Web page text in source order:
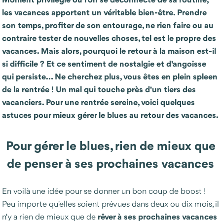
les vacances apportent un véritable bien-être. Prendre
son temps, profiter de son entourage, ne rien faire ou au
contraire tester de nouvelles choses, tel est le propre des
vacances. Mais alors, pourquoi le retour à la maison est-il
si difficile ? Et ce sentiment de nostalgie et d'angoisse
qui persiste… Ne cherchez plus, vous êtes en plein spleen
de la rentrée ! Un mal qui touche près d'un tiers des
vacanciers. Pour une rentrée sereine, voici quelques
astuces pour mieux gérer le blues au retour des vacances.
Pour gérer le blues, rien de mieux que
de penser à ses prochaines vacances
En voilà une idée pour se donner un bon coup de boost !
Peu importe qu'elles soient prévues dans deux ou dix mois, il
n'y a rien de mieux que de rêver à ses prochaines vacances